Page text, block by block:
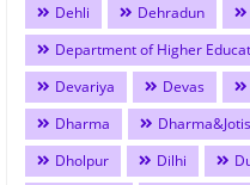
Dehli
Dehradun
Department of Higher
Devariya
Devas
Dharma
Dholpur
Dilhi